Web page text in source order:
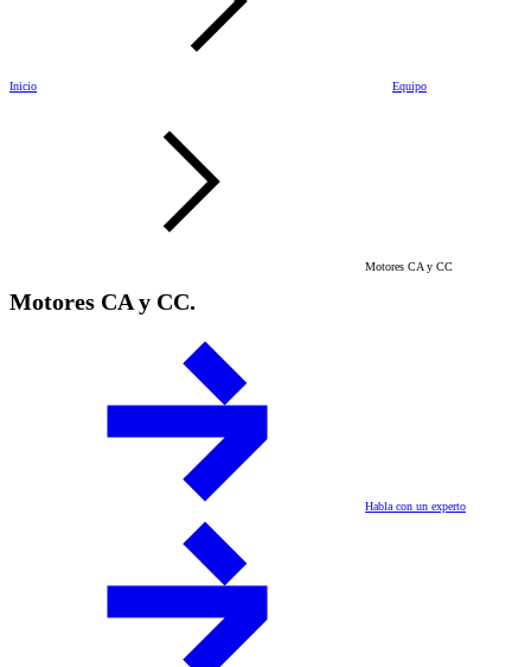
Inicio Equipo
Motores CA y CC
Motores CA y CC.
Habla con un experto